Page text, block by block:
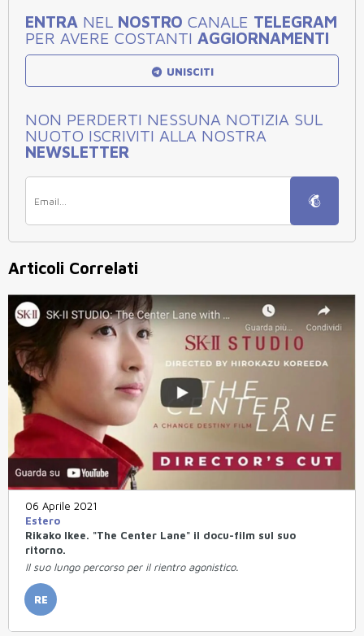
ENTRA NEL NOSTRO CANALE TELEGRAM
PER AVERE COSTANTI AGGIORNAMENTI
UNISCITI
NON PERDERTI NESSUNA NOTIZIA SUL
NUOTO ISCRIVITI ALLA NOSTRA
NEWSLETTER
Articoli Correlati
06 Aprile 2021
Estero
Rikako Ikee. "The Center Lane" il docu-film sul suo
ritorno.
Il suo lungo percorso per il rientro agonistico.
RE